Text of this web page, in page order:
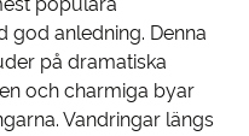
populära
god anledning. Denna
på dramatiska
och charmiga byar
Vandringar längs